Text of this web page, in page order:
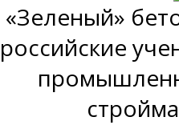
«Зеленый»
российские